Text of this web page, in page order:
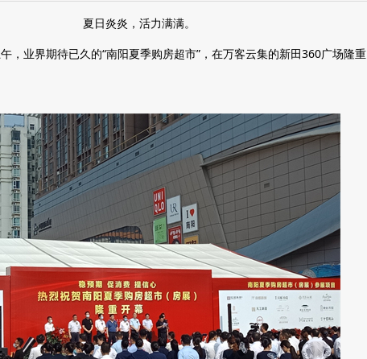
夏日炎炎，活力满满。
，业界期待已久的“南阳夏季购房超市”，在万客云集的新田360广场隆重